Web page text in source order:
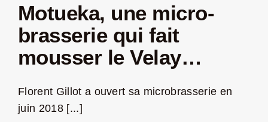
Motueka, une micro-
brasserie qui fait
mousser le Velay…
Florent Gillot a ouvert sa microbrasserie en
juin 2018 [...]